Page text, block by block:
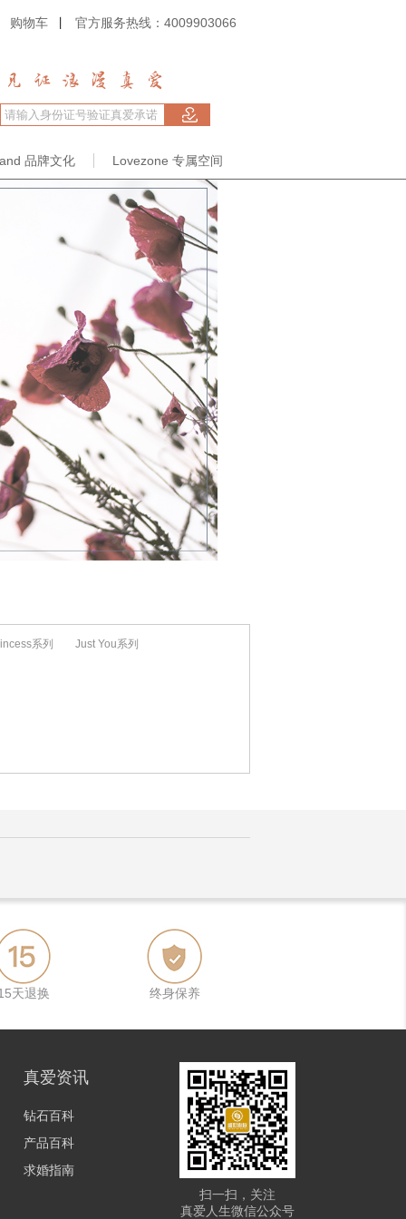
购物车 官方服务热线：4009903066
品牌文化 Lovezone 专属空间
系列 Just You系列
天退换 终身保养
真爱资讯
钻石百科
产品百科
求婚指南
扫一扫，关注
真爱人生微信公众号